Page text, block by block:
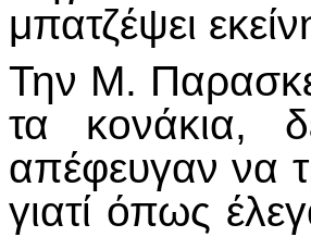
μπατζέψει
Την Μ.
τα κονάκια,
απέφευγαν να
γιατί όπως